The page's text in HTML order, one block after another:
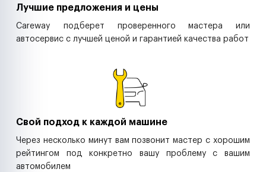
Лучшие предложения и цены
Careway подберет проверенного мастера или
автосервис с лучшей ценой и гарантией качества работ
Свой подход к каждой машине
Через несколько минут вам позвонит мастер с хорошим
рейтингом под конкретно вашу проблему с вашим
автомобилем